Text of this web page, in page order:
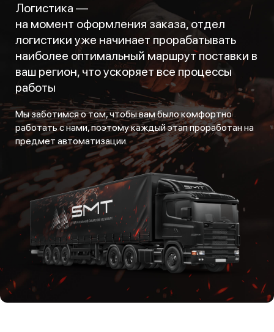
Логистика —
на момент оформления заказа, отдел
логистики уже начинает прорабатывать
наиболее оптимальный маршрут поставки в
ваш регион, что ускоряет все процессы
работы
Мы заботимся о том, чтобы вам было комфортно
работать с нами, поэтому каждый этап проработан на
предмет автоматизации.